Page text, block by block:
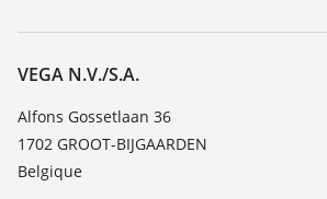
TeamViewer
Carrière
À propos de VEGA
Contact
News
Presse
VEGA N.V./S.A.
Alfons Gossetlaan 36
1702 GROOT-BIJGAARDEN
Belgique